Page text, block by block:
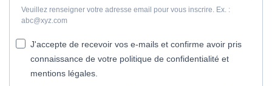
Veuillez renseigner votre adresse email pour vous inscrire. Ex. :
abc@xyz.com
J'accepte de recevoir vos e-mails et confirme avoir pris
connaissance de votre politique de confidentialité et
mentions légales.